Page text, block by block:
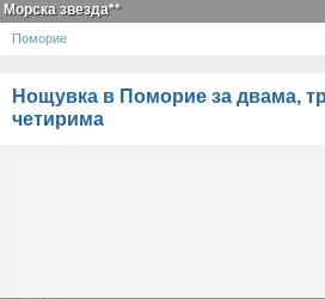
Морска звезда**
Поморие
Нощувка в Поморие за двама,
четирима